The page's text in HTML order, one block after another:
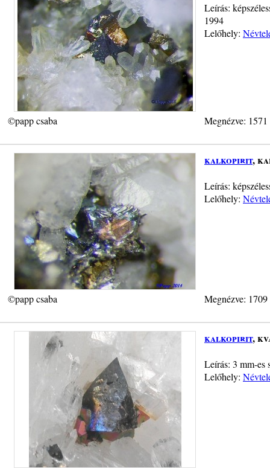
Leírás:
1994
Lelőhely:
©papp csaba Megnézve:
kalkopirit,
Leírás:
Lelőhely:
©papp csaba Megnézve:
kalkopirit,
Leírás: 3 mm-es
Lelőhely: